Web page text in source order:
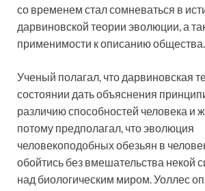
со временем стал сомневаться в
дарвиновской теории эволюции, а
применимости к описанию общества.
Ученый полагал, что дарвиновская
состоянии дать объяснения
различию способностей человека и
потому предполагал, что эволюция
человекоподобных обезьян в
обойтись без вмешательства некой
над биологическим миром. Уоллес